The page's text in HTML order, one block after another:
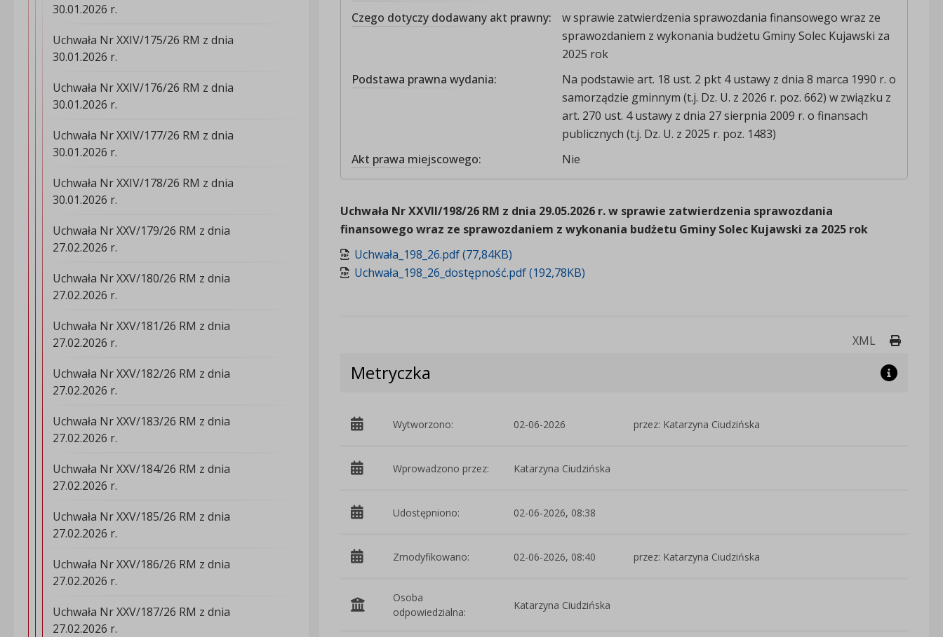
30.01.2026 r.
Uchwała Nr XXIV/175/26 RM z dnia
30.01.2026 r.
Uchwała Nr XXIV/176/26 RM z dnia
30.01.2026 r.
Uchwała Nr XXIV/177/26 RM z dnia
30.01.2026 r.
Uchwała Nr XXIV/178/26 RM z dnia
30.01.2026 r.
Uchwała Nr XXV/179/26 RM z dnia
27.02.2026 r.
Uchwała Nr XXV/180/26 RM z dnia
27.02.2026 r.
Uchwała Nr XXV/181/26 RM z dnia
27.02.2026 r.
Uchwała Nr XXV/182/26 RM z dnia
27.02.2026 r.
Uchwała Nr XXV/183/26 RM z dnia
27.02.2026 r.
Uchwała Nr XXV/184/26 RM z dnia
27.02.2026 r.
Uchwała Nr XXV/185/26 RM z dnia
27.02.2026 r.
Uchwała Nr XXV/186/26 RM z dnia
27.02.2026 r.
Uchwała Nr XXV/187/26 RM z dnia
27.02.2026 r.
Czego dotyczy dodawany akt prawny:
w sprawie zatwierdzenia sprawozdania finansowego wraz ze
sprawozdaniem z wykonania budżetu Gminy Solec Kujawski za
2025 rok
Podstawa prawna wydania:
Na podstawie art. 18 ust. 2 pkt 4 ustawy z dnia 8 marca 1990 r. o
samorządzie gminnym (t.j. Dz. U. z 2026 r. poz. 662) w związku z
art. 270 ust. 4 ustawy z dnia 27 sierpnia 2009 r. o finansach
publicznych (t.j. Dz. U. z 2025 r. poz. 1483)
Akt prawa miejscowego:
Nie
Uchwała Nr XXVII/198/26 RM z dnia 29.05.2026 r. w sprawie zatwierdzenia sprawozdania
finansowego wraz ze sprawozdaniem z wykonania budżetu Gminy Solec Kujawski za 2025 rok
Uchwała_198_26.pdf (77,84KB)
Uchwała_198_26_dostępność.pdf (192,78KB)
XML Drukuj
Metryczka
Wytworzono: 02-06-2026 przez: Katarzyna Ciudzińska
Wprowadzono przez: Katarzyna Ciudzińska
Udostępniono: 02-06-2026, 08:38
Zmodyfikowano: 02-06-2026, 08:40 przez: Katarzyna Ciudzińska
Osoba
odpowiedzialna:
Katarzyna Ciudzińska